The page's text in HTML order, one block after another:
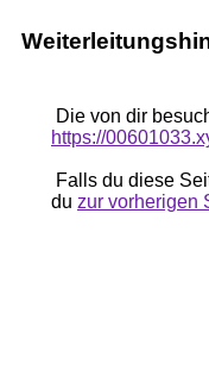
Die von dir
https://
Falls du diese
du zur vorherigen